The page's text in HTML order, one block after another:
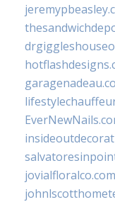
jovialfloralco.com